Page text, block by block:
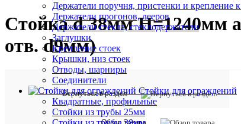
Держатели поручня, пристенки и крепление к
Держатели прогонов, лееров
Держатели стекла, стеклодержатели
Заглушки
Крепление стоек
Крышки, низ стоек
Отводы, шарниры
Соединители
Стойки для ограждений
Квадратные, профильные
Стойки из трубы 25мм
Стойка d 38мм H=1240мм
отв. d9мм)
Вернуться в раздел
Обзор товара